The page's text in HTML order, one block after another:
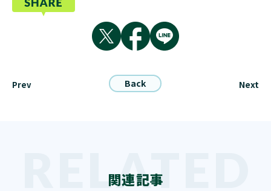
Prev Back Next
関連記事